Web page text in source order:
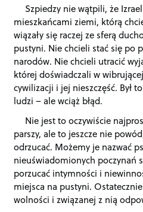
Szpiedzy nie wątpili, że
mieszkańcami ziemi, którą
wiązały się raczej ze sferą
pustyni. Nie chcieli stać się po
narodów. Nie chcieli utracić
której doświadczali w
cywilizacji i jej nieszczęść. Był
ludzi – ale wciąż błąd.
Nie jest to oczywiście
parszy, ale to jeszcze nie
odrzucać. Możemy je nazwać
nieuświadomionych poczynań
porzucać intymności i
miejsca na pustyni.
wolności i związanej z nią